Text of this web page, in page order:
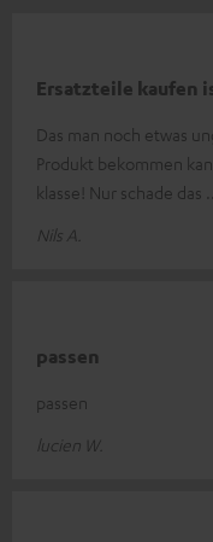
Ersatzteile kaufen
Das man noch etwas
Produkt bekommen
klasse! Nur schade das
Nils A.
passen
passen
lucien W.